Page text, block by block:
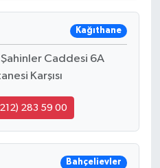
Kağıthane
Caddesi 6A
Karşısı
283 59 00
Bahçelievler